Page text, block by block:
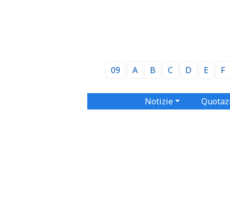
09 A B C D E F
Notizie